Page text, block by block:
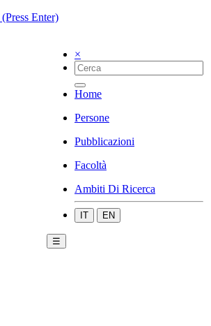
Enter)
×
Home
Persone
Pubblicazioni
Facoltà
Ambiti Di Ricerca
IT EN
☰